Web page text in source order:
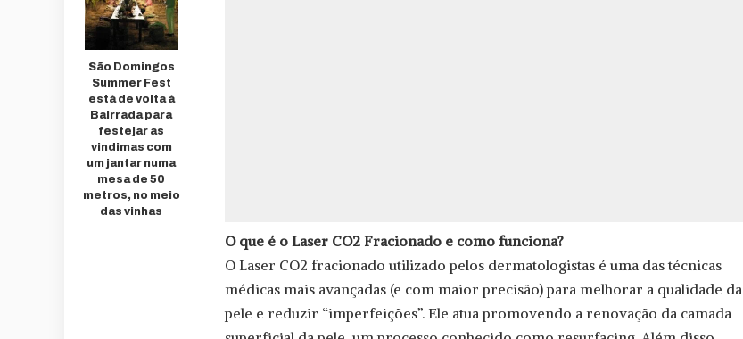
São Domingos
Summer Fest
está de volta à
Bairrada para
festejar as
vindimas com
um jantar numa
mesa de 50
metros, no meio
das vinhas
O que é o Laser CO2 Fracionado e como funciona?
O Laser CO2 fracionado utilizado pelos dermatologistas é uma das técnicas
médicas mais avançadas (e com maior precisão) para melhorar a qualidade da
pele e reduzir “imperfeições”. Ele atua promovendo a renovação da camada